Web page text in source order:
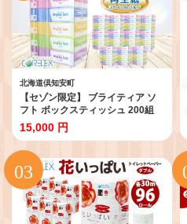
北海道倶知安町
【セゾン限定】 ブライティア ソ
フト ボックスティッシュ 200組
400枚 60箱 日本製 まとめ買い 日
用雑貨 消耗品 生活必需品 備蓄 リ
サイクル ティッシュ ペーパー 防
災 常備品 消耗品 日用品 備蓄 送料
無料 北海道 倶知安町
15,000 円